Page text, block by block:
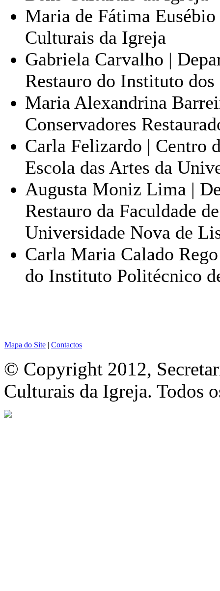
Maria de Fátima
Culturais da Igreja
Gabriela Carvalho |
Restauro do Instituto dos
Maria Alexandrina
Conservadores
Carla Felizardo | Centro
Escola das Artes da
Augusta Moniz Lima |
Restauro da Faculdade
Universidade Nova de
Carla Maria Calado
do Instituto Politécnico
Mapa do Site | Contactos
© Copyright 2012,
Culturais da Igreja. Todos